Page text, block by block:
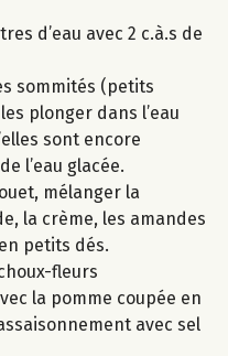
d’eau avec 2 c.à.s de
sommités (petits
plonger dans l’eau
sont encore
l’eau glacée.
mélanger la
la crème, les amandes
petits dés.
fleurs
la pomme coupée en
avec sel